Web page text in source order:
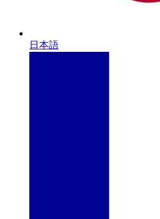
日本語